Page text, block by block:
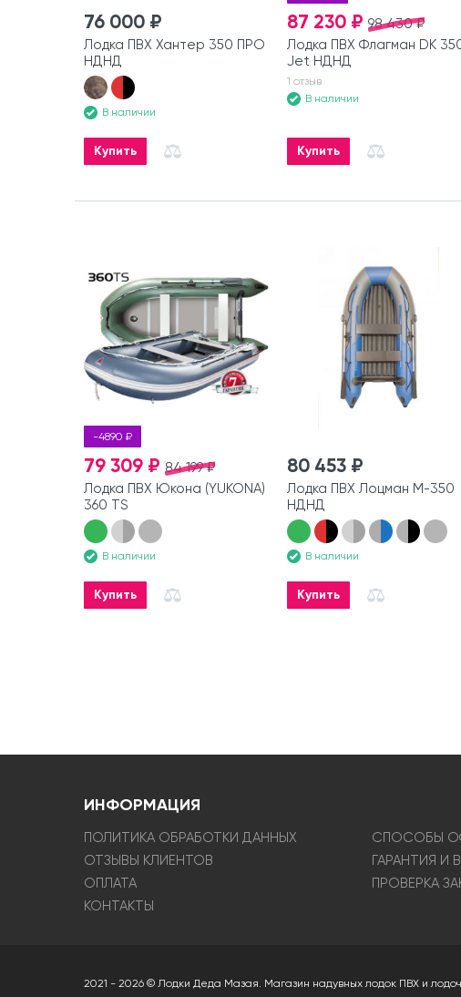
76 000 ₽
Лодка ПВХ Хантер 350 ПРО
НДНД
В наличии
Купить
98 430 ₽
87 230 ₽
Лодка ПВХ Флагман DK
Jet НДНД
1 отзыв
В наличии
Купить
-4890 ₽
84 199 ₽
79 309 ₽
Лодка ПВХ Юкона (YUKONA)
360 TS
В наличии
Купить
80 453 ₽
Лодка ПВХ Лоцман М-350
НДНД
В наличии
Купить
ИНФОРМАЦИЯ
ПОЛИТИКА ОБРАБОТКИ ДАННЫХ СПОСОБЫ
ОТЗЫВЫ КЛИЕНТОВ
ГАРАНТИЯ И
ОПЛАТА
ПРОВЕРКА
КОНТАКТЫ
2021 - 2026 © Лодки Деда Мазая. Магазин надувных лодок ПВХ и